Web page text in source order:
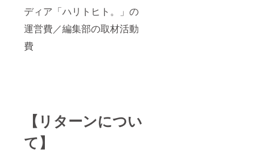
ディア「ハリトヒト。」の
運営費／編集部の取材活動
費
【リターンについ
て】